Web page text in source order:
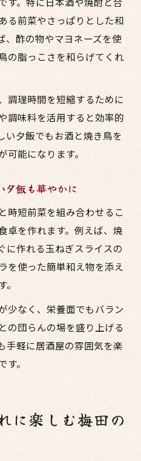
る前菜やさっぱりとした和
、酢の物やマヨネーズを使
の脂っこさを和らげてくれ
調理時間を短縮するために
調味料を活用すると効率的
い夕飯でもお酒と焼き鳥を
能になります。
夕飯も華やかに
時短前菜を組み合わせるこ
卓を作れます。例えば、焼
に作れる玉ねぎスライスの
を使った簡単和え物を添え
少なく、栄養面でもバラン
の団らんの場を盛り上げる
手軽に居酒屋の雰囲気を楽
。
に楽しむ梅田の